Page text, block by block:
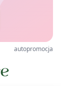
autopromocja